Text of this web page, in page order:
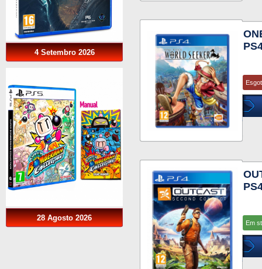
4 Setembro 2026
28 Agosto 2026
Em